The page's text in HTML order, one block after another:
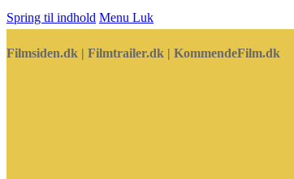
Spring til indhold Menu Luk
Filmsiden.dk | Filmtrailer.dk | KommendeFilm.dk